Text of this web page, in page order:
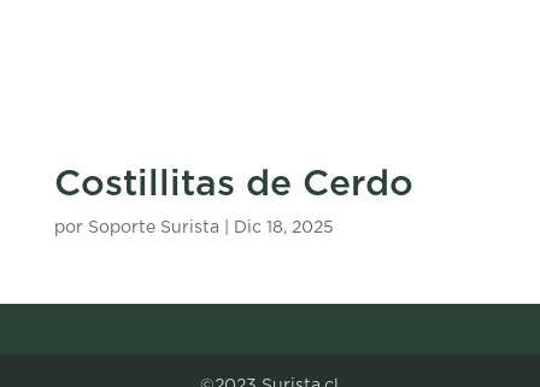
Costillitas de Cerdo
por Soporte Surista Dic 18, 2025